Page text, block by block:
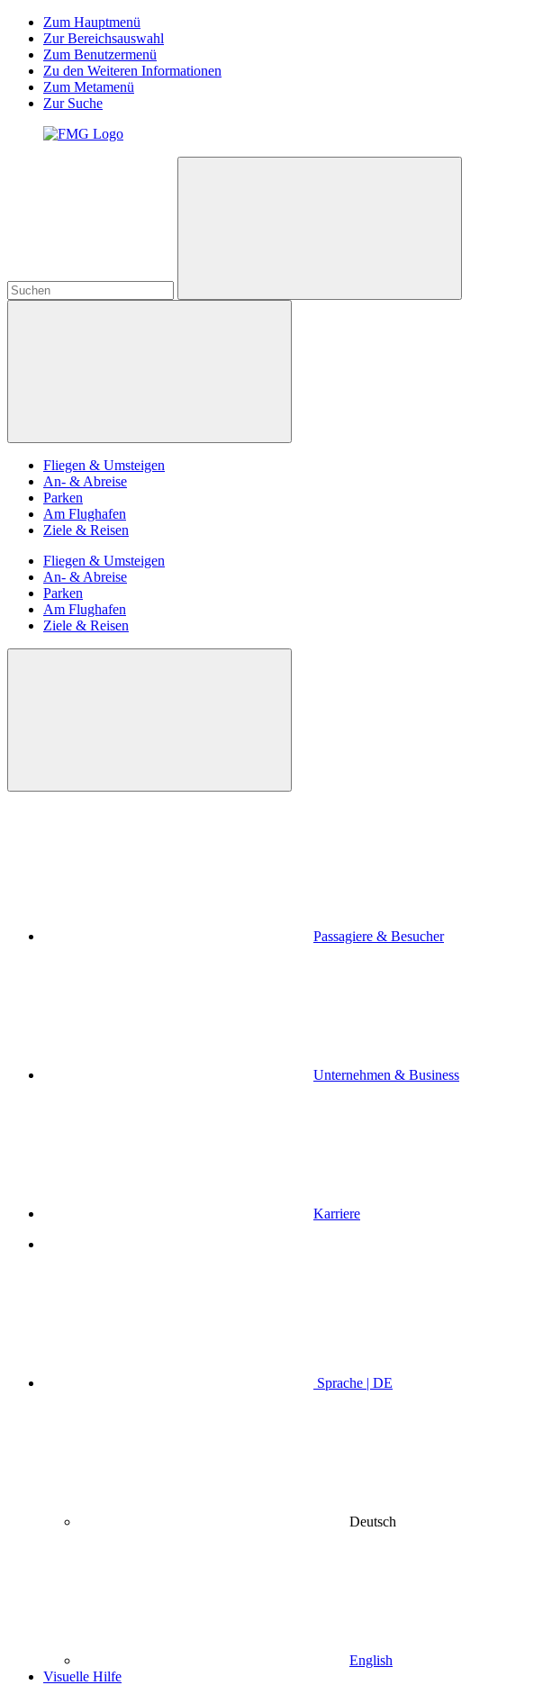
Zum Hauptmenü
Zur Bereichsauswahl
Zum Benutzermenü
Zu den Weiteren Informationen
Zum Metamenü
Zur Suche
Fliegen & Umsteigen
An- & Abreise
Parken
Am Flughafen
Ziele & Reisen
Fliegen & Umsteigen
An- & Abreise
Parken
Am Flughafen
Ziele & Reisen
Passagiere & Besucher
Unternehmen & Business
Karriere
Sprache | DE
Deutsch
English
Visuelle Hilfe